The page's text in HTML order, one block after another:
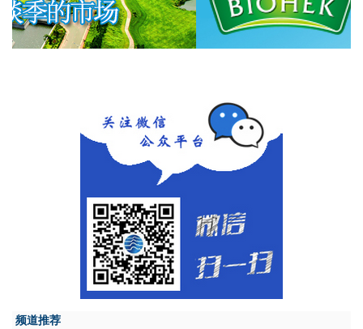
频道推荐